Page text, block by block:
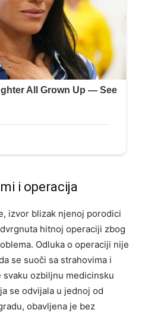
i operacija
izvor blizak njenoj porodici
hitnoj operaciji zbog
Odluka o operaciji nije
se suoči sa strahovima i
ozbiljnu medicinsku
se odvijala u jednoj od
obavljena je bez